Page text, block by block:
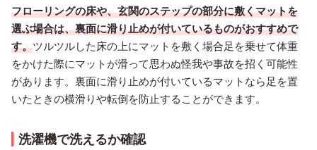
フローリングの床や、玄関のステップの部分に敷くマットを
選ぶ場合は、裏面に滑り止めが付いているものがおすすめで
す。ツルツルした床の上にマットを敷く場合足を乗せて体重
をかけた際にマットが滑って思わぬ怪我や事故を招く可能性
があります。裏面に滑り止めが付いているマットなら足を置
いたときの横滑りや転倒を防止することができます。
洗濯機で洗えるか確認